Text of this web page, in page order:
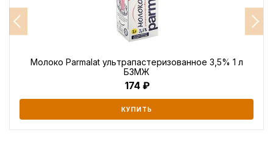
Молоко Parmalat ультрапастеризованное 3,5% 1 л
БЗМЖ
174
КУПИТЬ